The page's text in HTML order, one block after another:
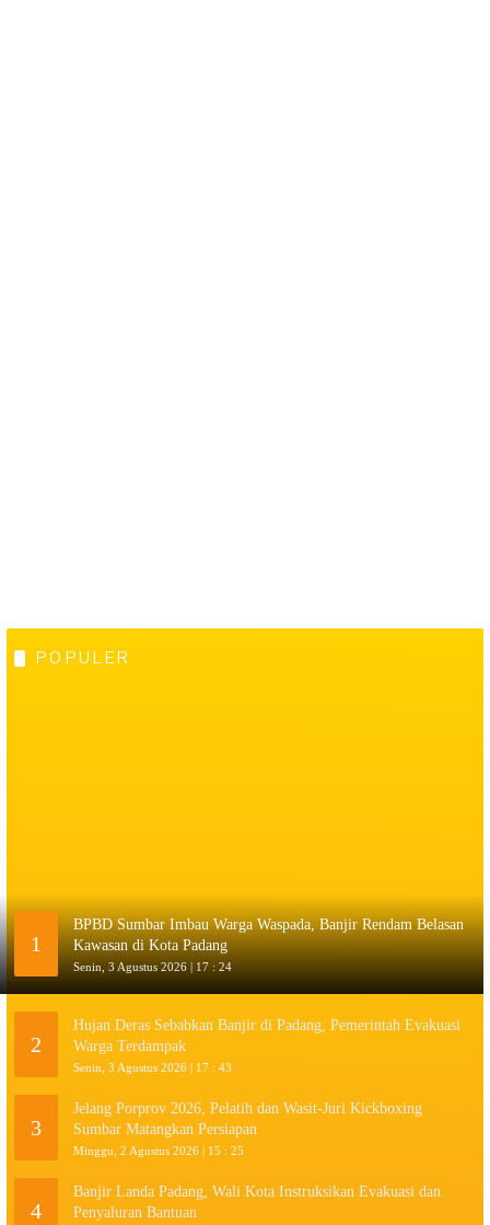
POPULER
1
BPBD Sumbar Imbau Warga Waspada, Banjir Rendam Belasan
Kawasan di Kota Padang
Senin, 3 Agustus 2026 | 17 : 24
2
Hujan Deras Sebabkan Banjir di Padang, Pemerintah Evakuasi
Warga Terdampak
Senin, 3 Agustus 2026 | 17 : 43
3
Jelang Porprov 2026, Pelatih dan Wasit-Juri Kickboxing
Sumbar Matangkan Persiapan
Minggu, 2 Agustus 2026 | 15 : 25
4
Banjir Landa Padang, Wali Kota Instruksikan Evakuasi dan
Penyaluran Bantuan